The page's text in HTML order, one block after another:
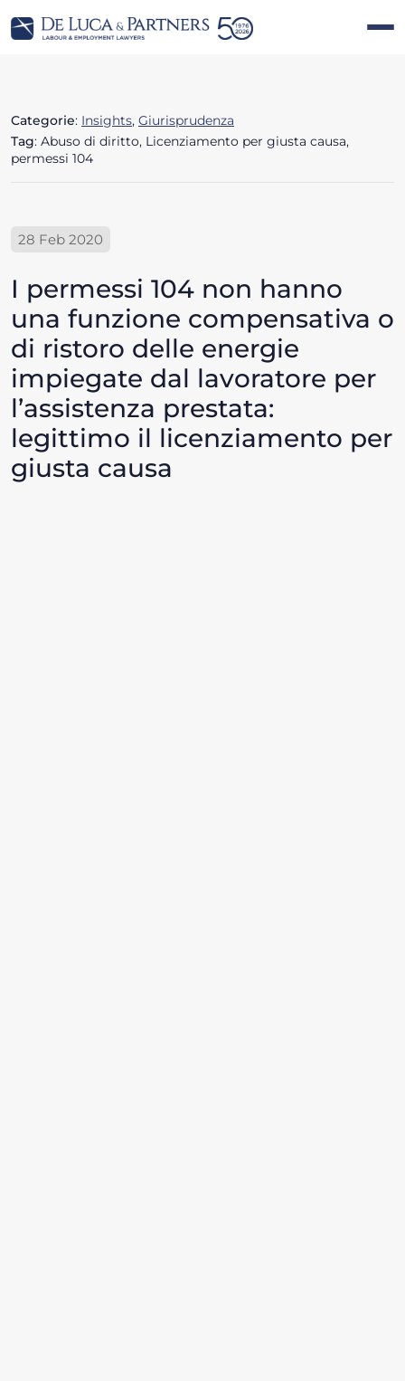
Categorie: Insights, Giurisprudenza
Tag: Abuso di diritto, Licenziamento per giusta causa,
permessi 104
28 Feb 2020
I permessi 104 non hanno
una funzione compensativa o
di ristoro delle energie
impiegate dal lavoratore per
l’assistenza prestata:
legittimo il licenziamento per
giusta causa